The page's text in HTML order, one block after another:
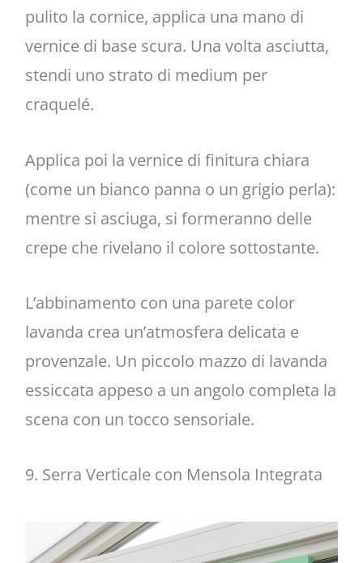
pulito la cornice, applica una mano di
vernice di base scura. Una volta asciutta,
stendi uno strato di medium per
craquelé.
Applica poi la vernice di finitura chiara
(come un bianco panna o un grigio perla):
mentre si asciuga, si formeranno delle
crepe che rivelano il colore sottostante.
L’abbinamento con una parete color
lavanda crea un’atmosfera delicata e
provenzale. Un piccolo mazzo di lavanda
essiccata appeso a un angolo completa la
scena con un tocco sensoriale.
9. Serra Verticale con Mensola Integrata